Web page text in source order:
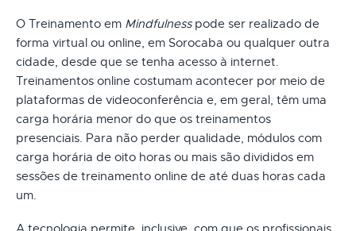
O Treinamento em Mindfulnesspode ser realizado de
forma virtual ou online, em Sorocaba ou qualquer outra
cidade, desde que se tenha acesso à internet.
Treinamentos online costumam acontecer por meio de
plataformas de videoconferência e, em geral, têm uma
carga horária menor do que os treinamentos
presenciais. Para não perder qualidade, módulos com
carga horária de oito horas ou mais são divididos em
sessões de treinamento online de até duas horas cada
um.